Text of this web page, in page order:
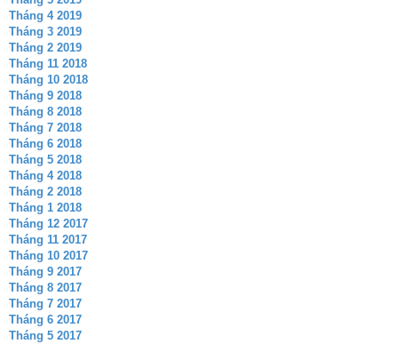
Tháng 4 2019
Tháng 3 2019
Tháng 2 2019
Tháng 11 2018
Tháng 10 2018
Tháng 9 2018
Tháng 8 2018
Tháng 7 2018
Tháng 6 2018
Tháng 5 2018
Tháng 4 2018
Tháng 2 2018
Tháng 1 2018
Tháng 12 2017
Tháng 11 2017
Tháng 10 2017
Tháng 9 2017
Tháng 8 2017
Tháng 7 2017
Tháng 6 2017
Tháng 5 2017